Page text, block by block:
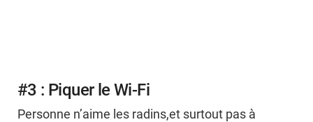
#3 : Piquer le Wi-Fi
Personne n’aime les radins,et surtout pas à